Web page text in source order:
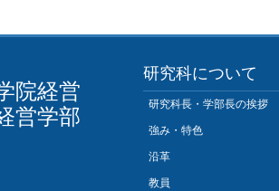
院経営
営学部
研究科について
研究科長・学部長の挨拶
強み・特色
沿革
教員